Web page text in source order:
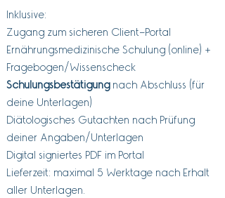
Inklusive:
Zugang zum sicheren Client-Portal
Ernährungsmedizinische Schulung (online) +
Fragebogen/Wissenscheck
Schulungsbestätigung nach Abschluss (für
deine Unterlagen)
Diätologisches Gutachten nach Prüfung
deiner Angaben/Unterlagen
Digital signiertes PDF im Portal
Lieferzeit: maximal 5 Werktage nach Erhalt
aller Unterlagen.